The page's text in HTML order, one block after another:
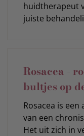
huidtherapeut
juiste
Rosacea -
bultjes op
Rosacea is
van een
Het uit zich in